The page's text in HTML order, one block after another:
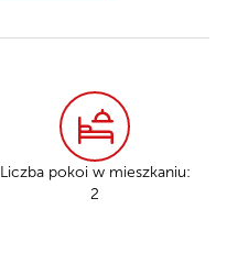
Liczba pokoi w mieszkaniu:
2